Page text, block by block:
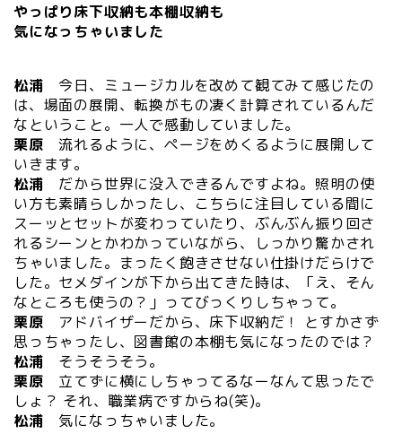
やっぱり床下収納も本棚収納も
気になっちゃいました
松浦 今日、ミュージカルを改めて観てみて感じたの
は、場面の展開、転換がもの凄く計算されているんだ
なということ。一人で感動していました。
栗原 流れるように、ページをめくるように展開して
いきます。
松浦 だから世界に没入できるんですよね。照明の使
い方も素晴らしかったし、こちらに注目している間に
スーッとセットが変わっていたり、ぶんぶん振り回さ
れるシーンとかわかっていながら、しっかり驚かされ
ちゃいました。まったく飽きさせない仕掛けだらけで
した。セメダインが下から出てきた時は、「え、そん
なところも使うの？」ってびっくりしちゃって。
栗原 アドバイザーだから、床下収納だ！ とすかさず
思っちゃったし、図書館の本棚も気になったのでは？
松浦 そうそうそう。
栗原 立てずに横にしちゃってるなーなんて思ったで
しょ？ それ、職業病ですからね(笑)。
松浦 気になっちゃいました。